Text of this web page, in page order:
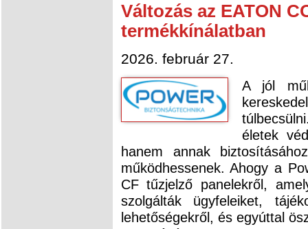
Változás az EATON
termékkínálatban
2026. február 27.
A jól
életek
hanem annak
működhessenek. Ahogy a
CF tűzjelző panelekről,
szolgálták ügyfeleiket,
lehetőségekről, és egyúttal